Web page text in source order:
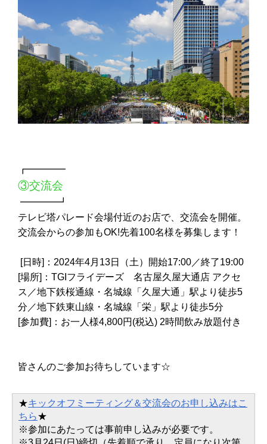
┏━━━━
③交流会
━━━━┛
テレビ塔パレード会場付近のお店で、交流会を開催。
交流会からの参加もOK!先着100名様を募集します！
[日時]：2024年4月13日（土）開始17:00／終了19:00
[場所]：TGIフライデーズ 名古屋久屋大通店 アクセ
ス／地下鉄桜通線・名城線「久屋大通」駅より徒歩5
分／地下鉄東山線・名城線「栄」駅より徒歩5分
[参加費]：お一人様4,800円(税込) 2時間飲み放題付き
皆さんのご参加お待ちしています☆
★キックオフミーティング＆交流会のお申し込みはこ
ちら★
※参加にあたっては事前申し込みが必要です。